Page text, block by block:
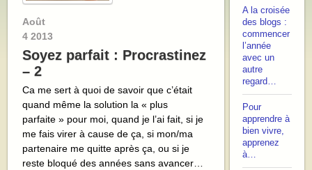
Août
4 2013
Soyez parfait : Procrastinez
– 2
Ca me sert à quoi de savoir que c’était
quand même la solution la « plus
parfaite » pour moi, quand je l’ai fait, si je
me fais virer à cause de ça, si mon/ma
partenaire me quitte après ça, ou si je
reste bloqué des années sans avancer…
A la croisée
des blogs :
commencer
l’année
avec un
autre
regard…
Pour
apprendre à
bien vivre,
apprenez
à…